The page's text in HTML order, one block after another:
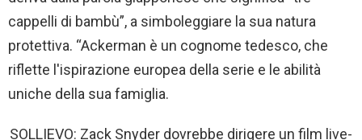
cappelli di bambù”, a simboleggiare la sua natura
protettiva. “Ackerman è un cognome tedesco, che
riflette l'ispirazione europea della serie e le abilità
uniche della sua famiglia.
SOLLIEVO: Zack Snyder dovrebbe dirigere un film live-